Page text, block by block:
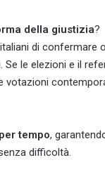
della giustizia?
di confermare
Se le elezioni e il
tempo,
difficoltà.